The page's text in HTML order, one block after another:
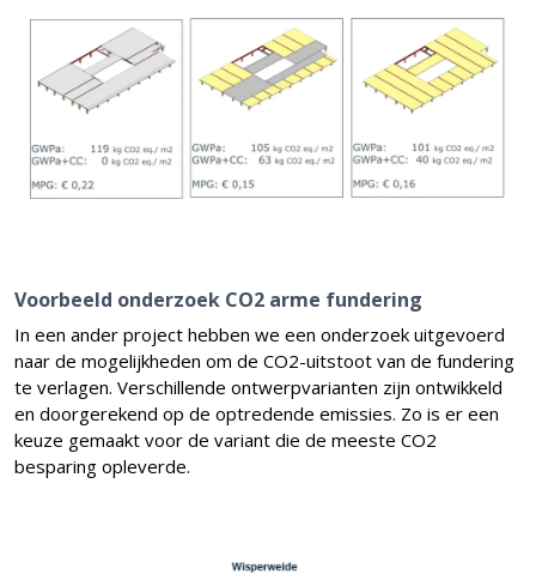
Voorbeeld onderzoek CO2 arme fundering
In een ander project hebben we een onderzoek uitgevoerd
naar de mogelijkheden om de CO2-uitstoot van de fundering
te verlagen. Verschillende ontwerpvarianten zijn ontwikkeld
en doorgerekend op de optredende emissies. Zo is er een
keuze gemaakt voor de variant die de meeste CO2
besparing opleverde.